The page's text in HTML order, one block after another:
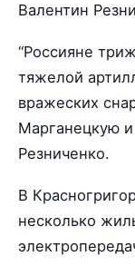
Валентин
“Россияне
тяжелой
вражеских
Марганецкую и
Резниченко.
В
несколько